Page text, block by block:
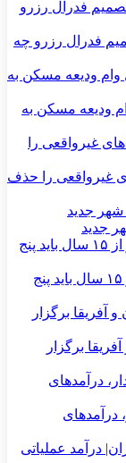
فدرال رزرو چه
میلیارد ریال وام ودیعه مسکن به
غیرواقعی را حذف
قانون جدید بازنشستگی؛ افراد با سابقه کمتر از ۱۵ سال باید پنج
برگزار
درآمدهای